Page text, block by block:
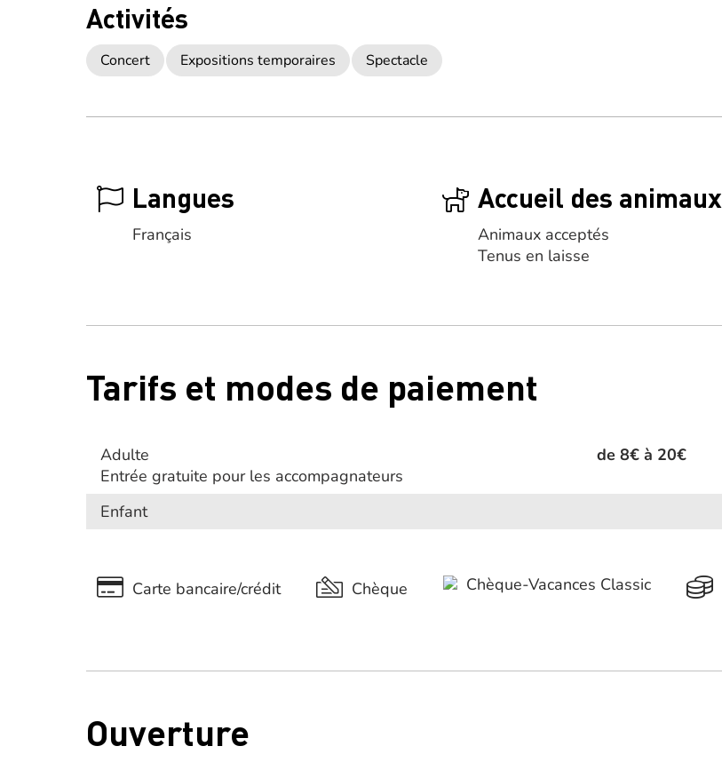
Activités
Concert Expositions temporaires Spectacle
Langues
Français
Accueil des animaux
Animaux acceptés
Tenus en laisse
Tarifs et modes de paiement
Adulte
de 8€ à 20€
Entrée gratuite pour les accompagnateurs
Enfant
Carte bancaire/crédit Chèque Chèque-Vacances Classic
Ouverture